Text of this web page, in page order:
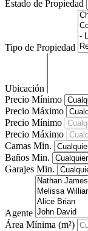
Estado de Propiedad
Tipo de Propiedad
Ubicación
Precio Mínimo
Precio Máximo
Precio Mínimo
Precio Máximo
Camas Min.
Baños Min.
Garajes Min.
Agente
Área Mínima (m²)